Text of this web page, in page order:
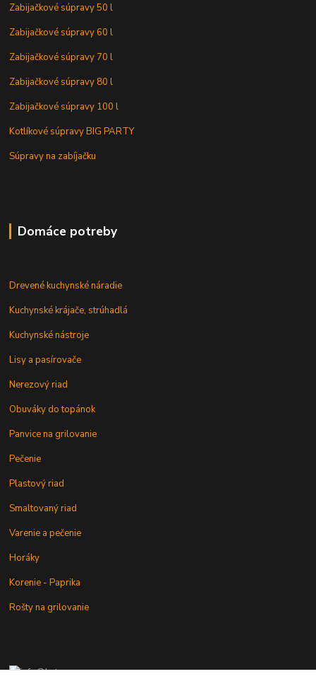
Zabijačkové súpravy 50 l
Zabijačkové súpravy 60 l
Zabijačkové súpravy 70 l
Zabijačkové súpravy 80 l
Zabijačkové súpravy 100 l
Kotlíkové súpravy BIG PARTY
Súpravy na zabíjačku
Domáce potreby
Drevené kuchynské náradie
Kuchynské krájače, strúhadlá
Kuchynské nástroje
Lisy a pasírovače
Nerezový riad
Obuváky do topánok
Panvice na grilovanie
Pečenie
Plastový riad
Smaltovaný riad
Varenie a pečenie
Horáky
Korenie - Paprika
Rošty na grilovanie
+421 902 212 007